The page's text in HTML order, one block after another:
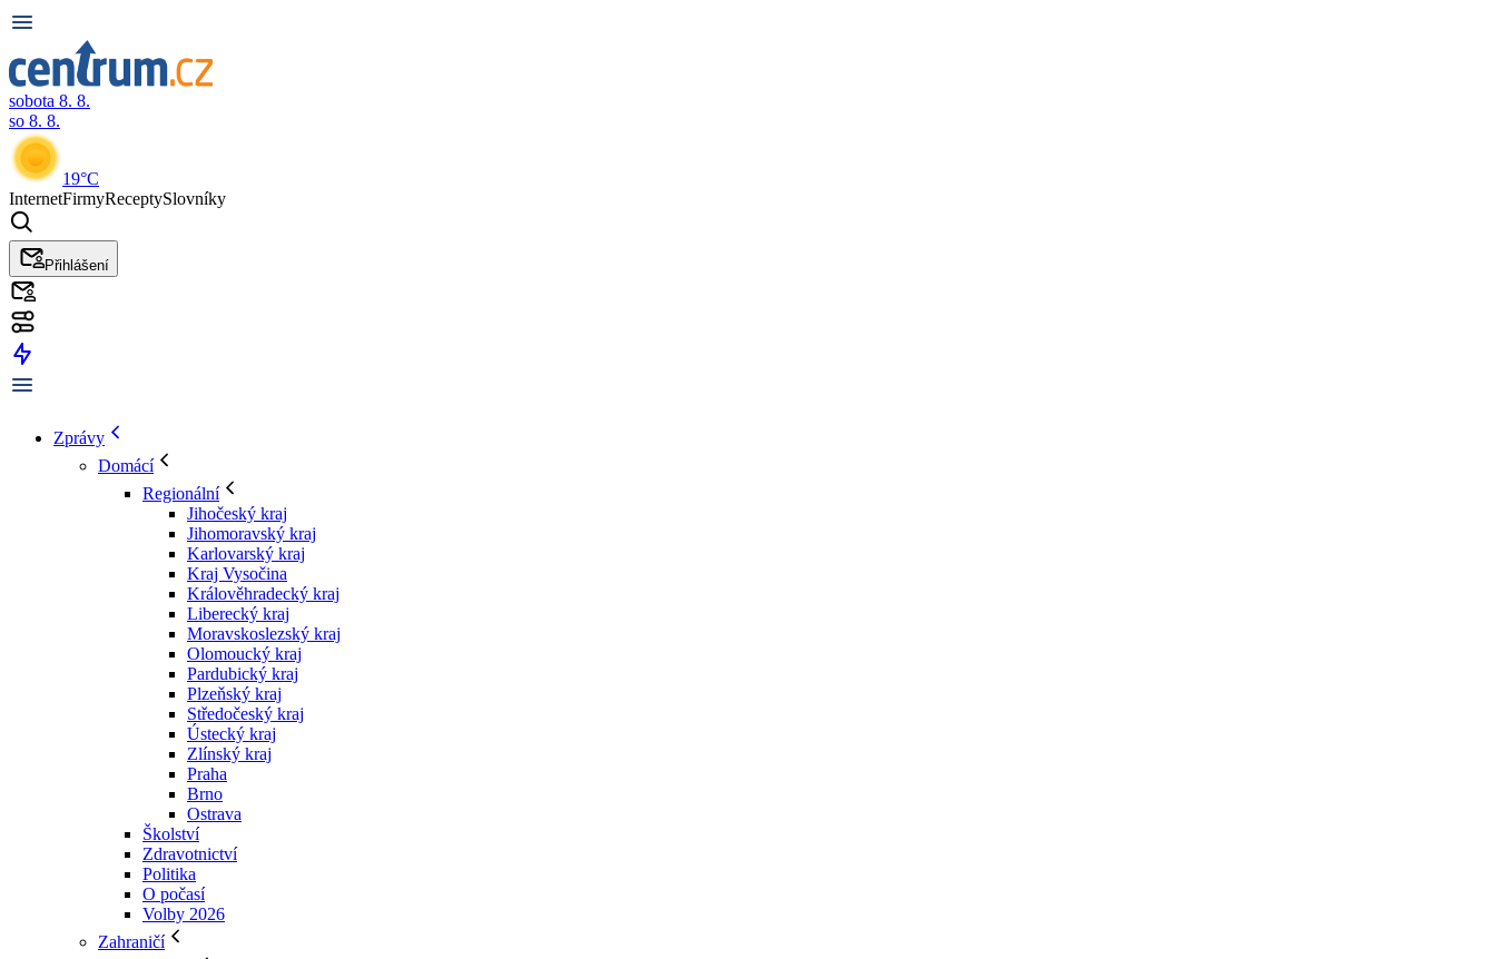
sobota 8. 8.
so 8. 8.
19°C
InternetFirmyReceptySlovníky
Přihlášení
Zprávy
Domácí
Regionální
Jihočeský kraj
Jihomoravský kraj
Karlovarský kraj
Kraj Vysočina
Králověhradecký kraj
Liberecký kraj
Moravskoslezský kraj
Olomoucký kraj
Pardubický kraj
Plzeňský kraj
Středočeský kraj
Ústecký kraj
Zlínský kraj
Praha
Brno
Ostrava
Školství
Zdravotnictví
Politika
O počasí
Volby 2026
Zahraničí